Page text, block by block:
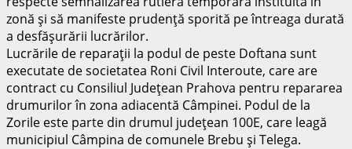
zonă și să manifeste prudență sporită pe întreaga durată
a desfășurării lucrărilor.
Lucrările de reparații la podul de peste Doftana sunt
executate de societatea Roni Civil Interoute, care are
contract cu Consiliul Județean Prahova pentru repararea
drumurilor în zona adiacentă Câmpinei. Podul de la
Zorile este parte din drumul județean 100E, care leagă
municipiul Câmpina de comunele Brebu și Telega.